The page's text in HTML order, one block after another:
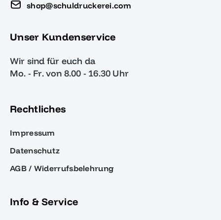
shop@schuldruckerei.com
Unser Kundenservice
Wir sind für euch da
Mo. - Fr. von 8.00 - 16.30 Uhr
Rechtliches
Impressum
Datenschutz
AGB / Widerrufsbelehrung
Info & Service